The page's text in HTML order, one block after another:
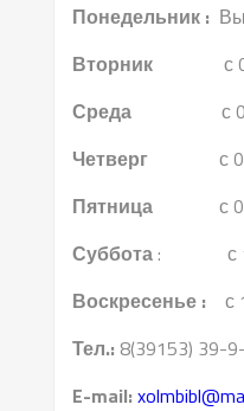
Понедельник :
Вторникс 09-
Среда
с 09-
Четверг
с 09-
Пятницас 09-
Суббота: с 11-
Воскресенье : с
Тел.: 8(39153) 39-
E-mail: